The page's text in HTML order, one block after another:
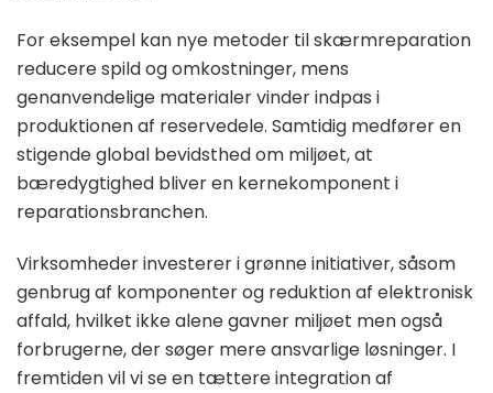
For eksempel kan nye metoder til skærmreparation
reducere spild og omkostninger, mens
genanvendelige materialer vinder indpas i
produktionen af reservedele. Samtidig medfører en
stigende global bevidsthed om miljøet, at
bæredygtighed bliver en kernekomponent i
reparationsbranchen.
Virksomheder investerer i grønne initiativer, såsom
genbrug af komponenter og reduktion af elektronisk
affald, hvilket ikke alene gavner miljøet men også
forbrugerne, der søger mere ansvarlige løsninger. I
fremtiden vil vi se en tættere integration af